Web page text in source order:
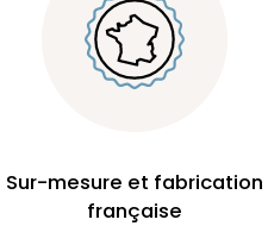
Sur-mesure et fabrication
française